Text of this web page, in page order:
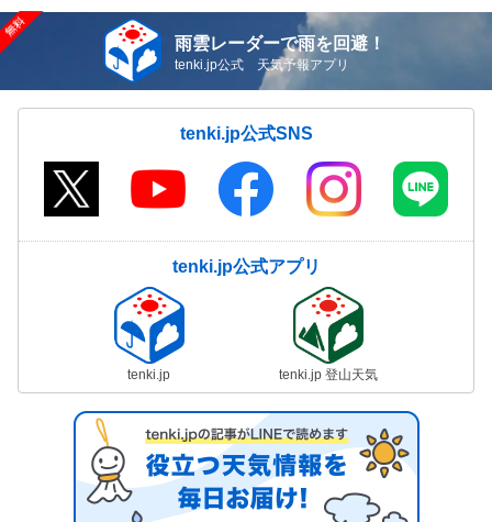
雨雲レーダーで雨を回避！
tenki.jp公式 天気予報アプリ
tenki.jp公式SNS
tenki.jp公式アプリ
tenki.jp tenki.jp 登山天気